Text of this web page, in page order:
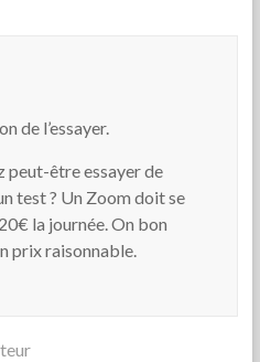
de l’essayer.
peut-être essayer de
test ? Un Zoom doit se
la journée. On bon
prix raisonnable.